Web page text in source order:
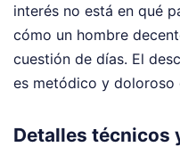
interés no está en qué
cómo un hombre
cuestión de días. El
es metódico y doloroso
Detalles técnicos